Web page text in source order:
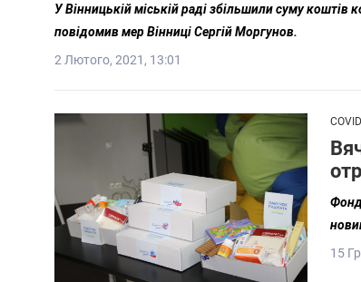
У Вінницькій міській раді збільшили суму коштів
повідомив мер Вінниці Сергій Моргунов.
2 Лютого, 2021, 13:01
Фонд
15